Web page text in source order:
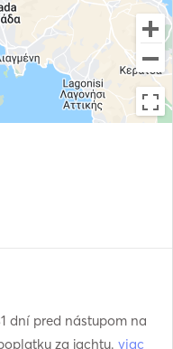
dní pred nástupom na
za jachtu. viac